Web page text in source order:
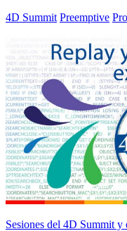
4D Summit Preemptive
Sesiones del 4D Summit y